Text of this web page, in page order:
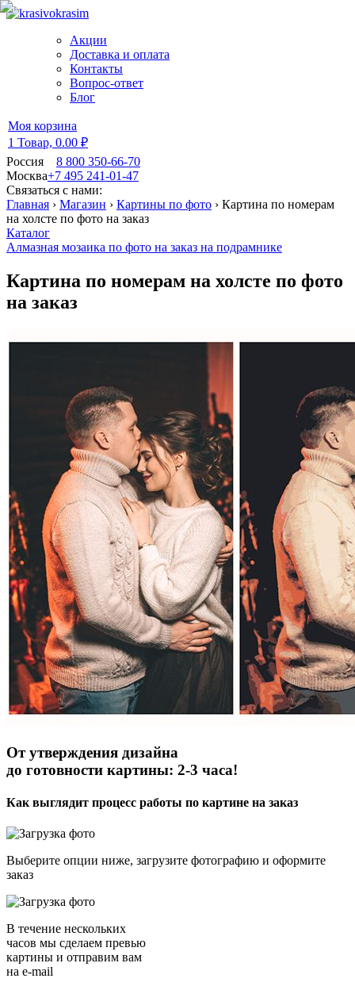
Акции
Доставка и оплата
Контакты
Вопрос-ответ
Блог
Моя корзина
1 Товар, 0.00 ₽
Россия
8 800 350-66-70
Москва+7 495 241-01-47
Связаться с нами:
Главная › Магазин › Картины по фото › Картина по номерам
на холсте по фото на заказ
Каталог
Алмазная мозаика по фото на заказ на подрамнике
Картина по номерам на холсте по фото
на заказ
От утверждения дизайна
до готовности картины: 2-3 часа!
Как выглядит процесс работы по картине на заказ
Выберите опции ниже, загрузите фотографию и оформите
заказ
В течение нескольких
часов мы сделаем превью
картины и отправим вам
на e-mail